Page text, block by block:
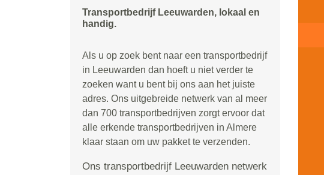
Transportbedrijf Leeuwarden, lokaal en
handig.
Als u op zoek bent naar een transportbedrijf
in Leeuwarden dan hoeft u niet verder te
zoeken want u bent bij ons aan het juiste
adres. Ons uitgebreide netwerk van al meer
dan 700 transportbedrijven zorgt ervoor dat
alle erkende transportbedrijven in Almere
klaar staan om uw pakket te verzenden.
Ons transportbedrijf Leeuwarden netwerk